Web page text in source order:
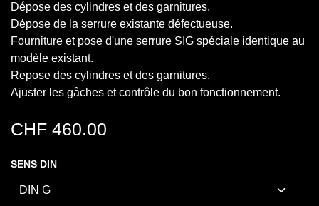
Dépose des cylindres et des garnitures.
Dépose de la serrure existante défectueuse.
Fourniture et pose d'une serrure SIG spéciale identique au
modèle existant.
Repose des cylindres et des garnitures.
Ajuster les gâches et contrôle du bon fonctionnement.
CHF 460.00
SENS DIN